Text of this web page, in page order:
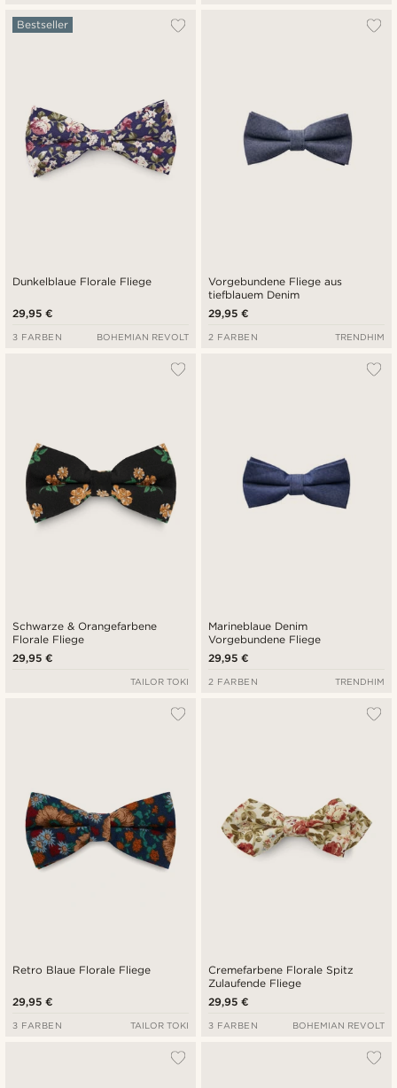
Dunkelblaue Florale Fliege
Bestseller
29,95 €
3 FARBEN BOHEMIAN REVOLT
Vorgebundene Fliege aus
tiefblauem Denim
29,95 €
2 FARBEN TRENDHIM
Schwarze & Orangefarbene
Florale Fliege
29,95 €
TAILOR TOKI
Marineblaue Denim
Vorgebundene Fliege
29,95 €
2 FARBEN TRENDHIM
Retro Blaue Florale Fliege
29,95 €
3 FARBEN TAILOR TOKI
Cremefarbene Florale Spitz
Zulaufende Fliege
29,95 €
3 FARBEN BOHEMIAN REVOLT